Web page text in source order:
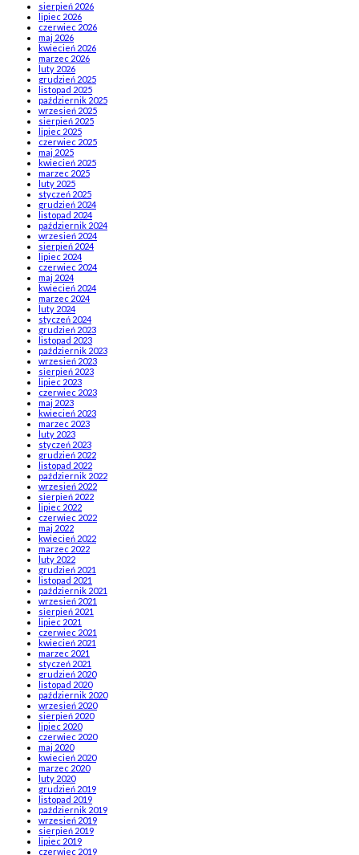
sierpień 2026
lipiec 2026
czerwiec 2026
maj 2026
kwiecień 2026
marzec 2026
luty 2026
grudzień 2025
listopad 2025
październik 2025
wrzesień 2025
sierpień 2025
lipiec 2025
czerwiec 2025
maj 2025
kwiecień 2025
marzec 2025
luty 2025
styczeń 2025
grudzień 2024
listopad 2024
październik 2024
wrzesień 2024
sierpień 2024
lipiec 2024
czerwiec 2024
maj 2024
kwiecień 2024
marzec 2024
luty 2024
styczeń 2024
grudzień 2023
listopad 2023
październik 2023
wrzesień 2023
sierpień 2023
lipiec 2023
czerwiec 2023
maj 2023
kwiecień 2023
marzec 2023
luty 2023
styczeń 2023
grudzień 2022
listopad 2022
październik 2022
wrzesień 2022
sierpień 2022
lipiec 2022
czerwiec 2022
maj 2022
kwiecień 2022
marzec 2022
luty 2022
grudzień 2021
listopad 2021
październik 2021
wrzesień 2021
sierpień 2021
lipiec 2021
czerwiec 2021
kwiecień 2021
marzec 2021
styczeń 2021
grudzień 2020
listopad 2020
październik 2020
wrzesień 2020
sierpień 2020
lipiec 2020
czerwiec 2020
maj 2020
kwiecień 2020
marzec 2020
luty 2020
grudzień 2019
listopad 2019
październik 2019
wrzesień 2019
sierpień 2019
lipiec 2019
czerwiec 2019